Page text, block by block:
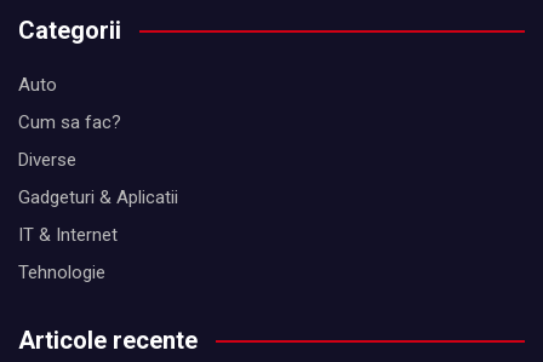
Categorii
Auto
Cum sa fac?
Diverse
Gadgeturi & Aplicatii
IT & Internet
Tehnologie
Articole recente